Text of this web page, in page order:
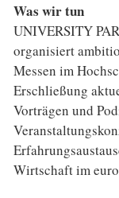
Was wir tun
UNIVERSITY
organisiert
Messen im
Erschließung
Vorträgen und
Wirtschaft im